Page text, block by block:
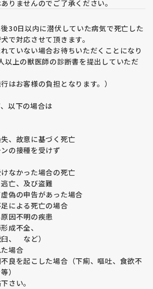
りませんのでご了承ください。
30日以内に潜伏していた病気で死亡した
で対応させて頂きます。
れていない場合お待ちいただくことになり
以上の獣医師の診断書を提出していただ
はお客様の負担となります。）
以下の場合は
、故意に基づく死亡
の接種を受けず
なかった場合の死亡
亡、及び盗難
偽の申告があった場合
による死亡の場合
因不明の疾患
成不全、
など）
場合
良を起こした場合（下痢、嘔吐、食欲不
）
さい。